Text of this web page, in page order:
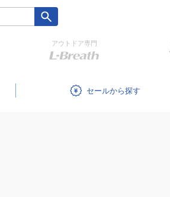
アウトドア専門
セール